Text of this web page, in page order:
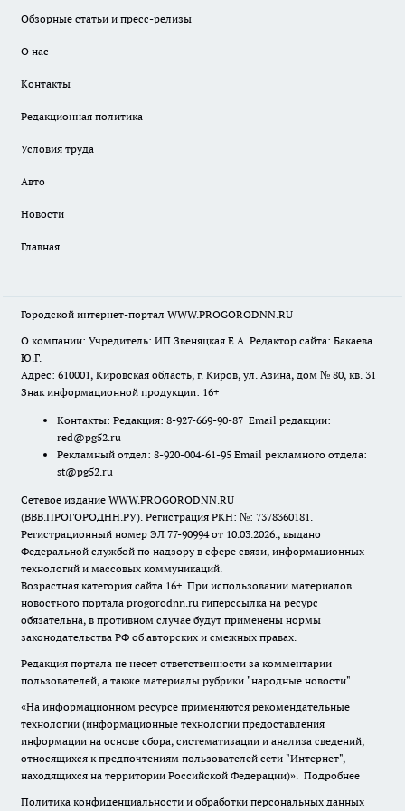
Обзорные статьи и пресс-релизы
О нас
Контакты
Редакционная политика
Условия труда
Авто
Новости
Главная
Городской интернет-портал WWW.PROGORODNN.RU
О компании: Учредитель: ИП Звеняцкая Е.А. Редактор сайта: Бакаева
Ю.Г.
Адрес: 610001, Кировская область, г. Киров, ул. Азина, дом № 80, кв. 31
Знак информационной продукции: 16+
Контакты: Редакция: 8-927-669-90-87 Email редакции:
red@pg52.ru
Рекламный отдел: 8-920-004-61-95 Email рекламного отдела:
st@pg52.ru
Сетевое издание WWW.PROGORODNN.RU
(ВВВ.ПРОГОРОДНН.РУ). Регистрация РКН: №: 7378360181.
Регистрационный номер ЭЛ 77-90994 от 10.03.2026., выдано
Федеральной службой по надзору в сфере связи, информационных
технологий и массовых коммуникаций.
Возрастная категория сайта 16+. При использовании материалов
новостного портала progorodnn.ru гиперссылка на ресурс
обязательна, в противном случае будут применены нормы
законодательства РФ об авторских и смежных правах.
Редакция портала не несет ответственности за комментарии
пользователей, а также материалы рубрики "народные новости".
«На информационном ресурсе применяются рекомендательные
технологии (информационные технологии предоставления
информации на основе сбора, систематизации и анализа сведений,
относящихся к предпочтениям пользователей сети "Интернет",
находящихся на территории Российской Федерации)». Подробнее
Политика конфиденциальности и обработки персональных данных